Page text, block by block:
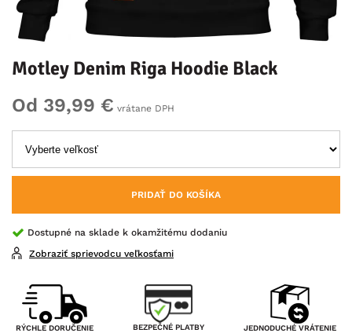
Motley Denim Riga Hoodie Black
Od 39,99 € vrátane DPH
PRIDAŤ DO KOŠÍKA
Dostupné na sklade k okamžitému dodaniu
Zobraziť sprievodcu veľkosťami
RÝCHLE DORUČENIE BEZPEČNÉ PLATBY JEDNODUCHÉ VRÁTENIE